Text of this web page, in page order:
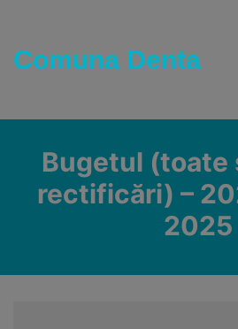
content
Comuna Denta
Bugetul (toate
rectificări) –
2025